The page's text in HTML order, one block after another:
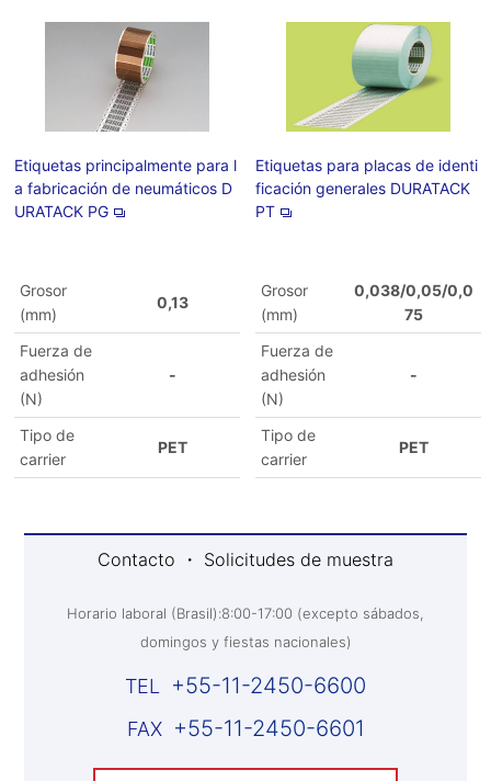
Etiquetas principalmente para l
a fabricación de neumáticos D
URATACK PG
Grosor
(mm)
0,13
Fuerza de
adhesión
(N)
-
Tipo de
carrier
PET
Etiquetas para placas de identi
ficación generales DURATACK
PT
Grosor
(mm)
0,038/0,05/0,0
75
Fuerza de
adhesión
(N)
-
Tipo de
carrier
PET
Contacto ・ Solicitudes de muestra
Horario laboral (Brasil):8:00-17:00 (excepto sábados,
domingos y fiestas nacionales)
+55-11-2450-6600
+55-11-2450-6601